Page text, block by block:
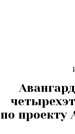
по проекту